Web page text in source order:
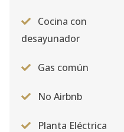
Cocina con
desayunador
Gas común
No Airbnb
Planta Eléctrica